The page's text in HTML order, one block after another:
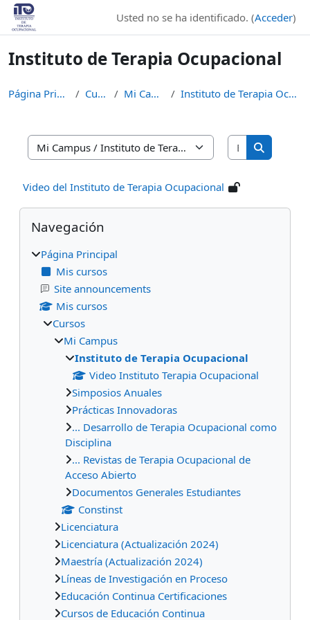
Salta al contenido principal
Usted no se ha identificado. (Acceder)
Instituto de Terapia Ocupacional
Página Principal Cursos Mi Campus Instituto de Terapia Ocupacional
Categorías
Buscar
Buscar
Video del Instituto de Terapia Ocupacional
Bloques
Salta Navegación
Navegación
Página Principal
Mis cursos
Site announcements
Mis cursos
Cursos
Mi Campus
Instituto de Terapia Ocupacional
Video Instituto Terapia Ocupacional
Simposios Anuales
Prácticas Innovadoras
... Desarrollo de Terapia Ocupacional como
Disciplina
... Revistas de Terapia Ocupacional de
Acceso Abierto
Documentos Generales Estudiantes
Constinst
Licenciatura
Licenciatura (Actualización 2024)
Maestría (Actualización 2024)
Líneas de Investigación en Proceso
Educación Continua Certificaciones
Cursos de Educación Continua